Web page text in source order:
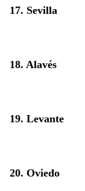
17. Sevilla
18. Alavés
19. Levante
20. Oviedo